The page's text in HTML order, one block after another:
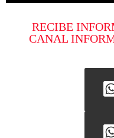
RECIBE
CANAL